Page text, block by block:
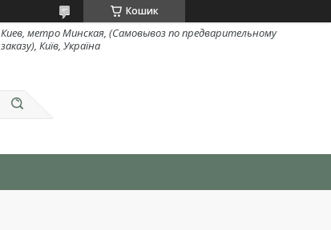
Кошик
Киев, метро Минская, (Самовывоз по предварительному
заказу), Київ, Україна